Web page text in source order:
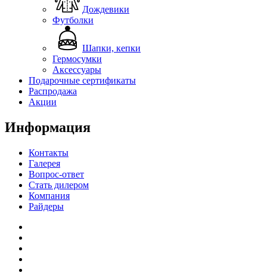
Дождевики
Футболки
Шапки, кепки
Гермосумки
Аксессуары
Подарочные сертификаты
Распродажа
Акции
Информация
Контакты
Галерея
Вопрос-ответ
Стать дилером
Компания
Райдеры